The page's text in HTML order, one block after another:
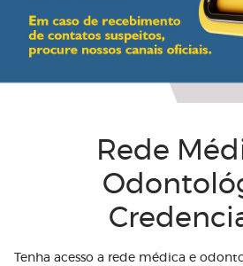
Rede
Tenha acesso a rede médica e